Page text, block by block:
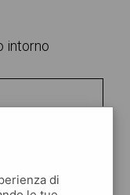
intorno
di